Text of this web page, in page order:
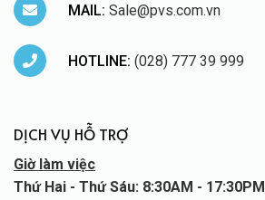
MAIL: Sale@pvs.com.vn
HOTLINE: (028) 777 39 999
DỊCH VỤ HỖ TRỢ
Giờ làm việc
Thứ Hai - Thứ Sáu: 8:30AM - 17:30PM